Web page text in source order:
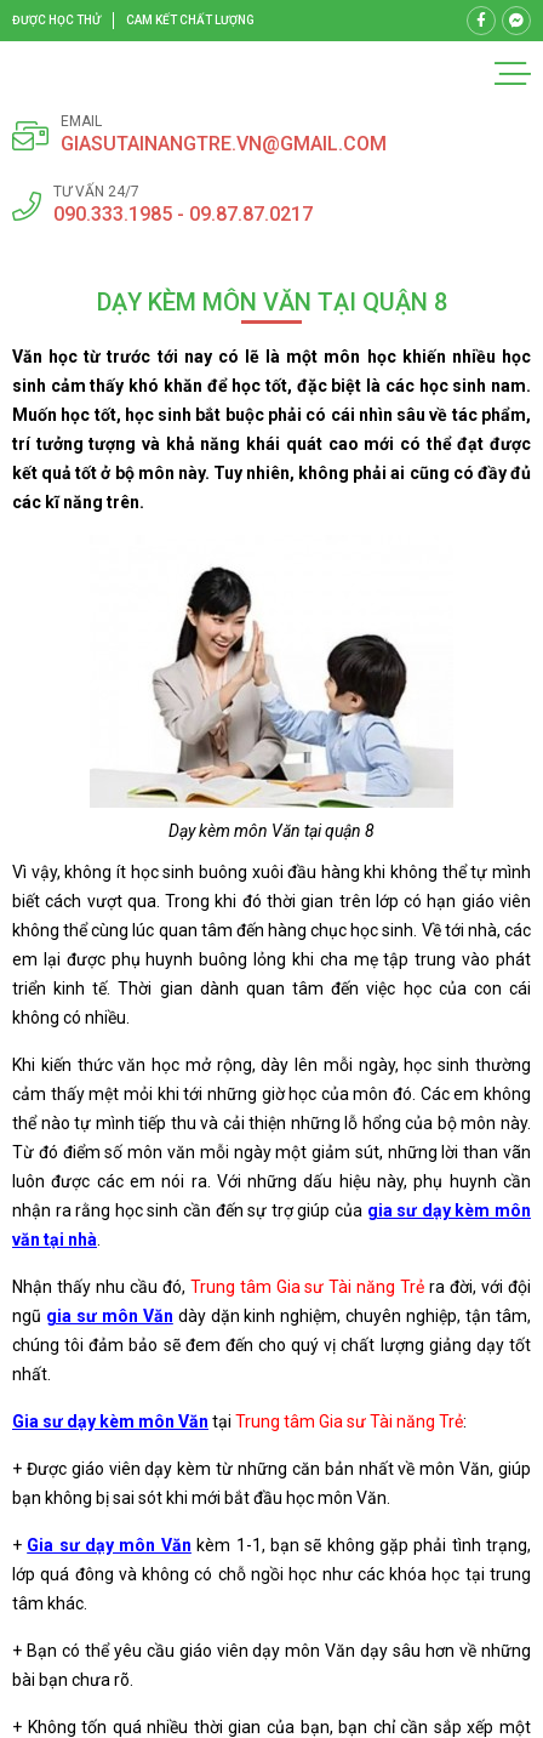
ĐƯỢC HỌC THỬ CAM KẾT CHẤT LƯỢNG
EMAIL
GIASUTAINANGTRE.VN@GMAIL.COM
TƯ VẤN 24/7
090.333.1985 - 09.87.87.0217
DẠY KÈM MÔN VĂN TẠI QUẬN 8
Văn học từ trước tới nay có lẽ là một môn học khiến nhiều học
sinh cảm thấy khó khăn để học tốt, đặc biệt là các học sinh nam.
Muốn học tốt, học sinh bắt buộc phải có cái nhìn sâu về tác phẩm,
trí tưởng tượng và khả năng khái quát cao mới có thể đạt được
kết quả tốt ở bộ môn này. Tuy nhiên, không phải ai cũng có đầy đủ
các kĩ năng trên.
Dạy kèm môn Văn tại quận 8
Vì vậy, không ít học sinh buông xuôi đầu hàng khi không thể tự mình
biết cách vượt qua. Trong khi đó thời gian trên lớp có hạn giáo viên
không thể cùng lúc quan tâm đến hàng chục học sinh. Về tới nhà, các
em lại được phụ huynh buông lỏng khi cha mẹ tập trung vào phát
triển kinh tế. Thời gian dành quan tâm đến việc học của con cái
không có nhiều.
Khi kiến thức văn học mở rộng, dày lên mỗi ngày, học sinh thường
cảm thấy mệt mỏi khi tới những giờ học của môn đó. Các em không
thể nào tự mình tiếp thu và cải thiện những lỗ hổng của bộ môn này.
Từ đó điểm số môn văn mỗi ngày một giảm sút, những lời than vãn
luôn được các em nói ra. Với những dấu hiệu này, phụ huynh cần
nhận ra rằng học sinh cần đến sự trợ giúp của gia sư dạy kèm môn
văn tại nhà
Nhận thấy nhu cầu đó, Trung tâm Gia sư Tài năng Trẻ ra đời, với đội
ngũ gia sư môn Văn dày dặn kinh nghiệm, chuyên nghiệp, tận tâm,
chúng tôi đảm bảo sẽ đem đến cho quý vị chất lượng giảng dạy tốt
nhất.
Gia sư dạy kèm môn Văn tại Trung tâm Gia sư Tài năng Trẻ:
+ Được giáo viên dạy kèm từ những căn bản nhất về môn Văn, giúp
bạn không bị sai sót khi mới bắt đầu học môn Văn.
+ Gia sư dạy môn Văn kèm 1-1, bạn sẽ không gặp phải tình trạng,
lớp quá đông và không có chỗ ngồi học như các khóa học tại trung
tâm khác.
+ Bạn có thể yêu cầu giáo viên dạy môn Văn dạy sâu hơn về những
bài bạn chưa rõ.
+ Không tốn quá nhiều thời gian của bạn, bạn chỉ cần sắp xếp một